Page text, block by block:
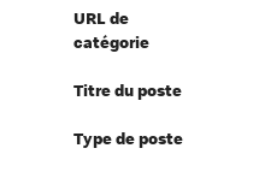
URL de
catégorie
Titre du poste
Type de poste